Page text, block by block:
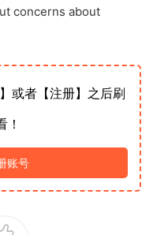
concerns about
或者【注册】之后刷
！
账号